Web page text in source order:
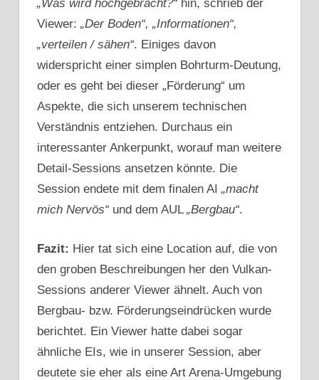
„Was wird hochgebracht?“ hin, schrieb der
Viewer: „Der Boden“, „Informationen“,
„verteilen / sähen“. Einiges davon
widerspricht einer simplen Bohrturm-Deutung,
oder es geht bei dieser „Förderung“ um
Aspekte, die sich unserem technischen
Verständnis entziehen. Durchaus ein
interessanter Ankerpunkt, worauf man weitere
Detail-Sessions ansetzen könnte. Die
Session endete mit dem finalen AI „macht
mich Nervös“ und dem AUL „Bergbau“.
Fazit: Hier tat sich eine Location auf, die von
den groben Beschreibungen her den Vulkan-
Sessions anderer Viewer ähnelt. Auch von
Bergbau- bzw. Förderungseindrücken wurde
berichtet. Ein Viewer hatte dabei sogar
ähnliche EIs, wie in unserer Session, aber
deutete sie eher als eine Art Arena-Umgebung